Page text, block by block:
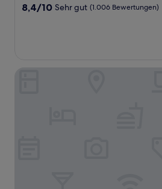
8.4
Bewertungen)
8,4/10 Sehr gut (1.006 Bewertungen)
Shepherds Bush Green